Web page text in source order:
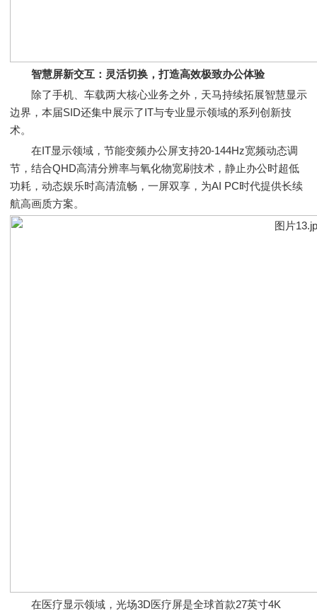
智慧屏新交互：灵活切换，打造高效极致办公体验
除了手机、车载两大核心业务之外，天马持续拓展智慧显示
边界，本届SID还集中展示了IT与专业显示领域的系列创新技
术。
在IT显示领域，节能变频办公屏支持20-144Hz宽频动态调
节，结合QHD高清分辨率与氧化物宽刷技术，静止办公时超低
功耗，动态娱乐时高清流畅，一屏双享，为AI PC时代提供长续
航高画质方案。
在医疗显示领域，光场3D医疗屏是全球首款27英寸4K